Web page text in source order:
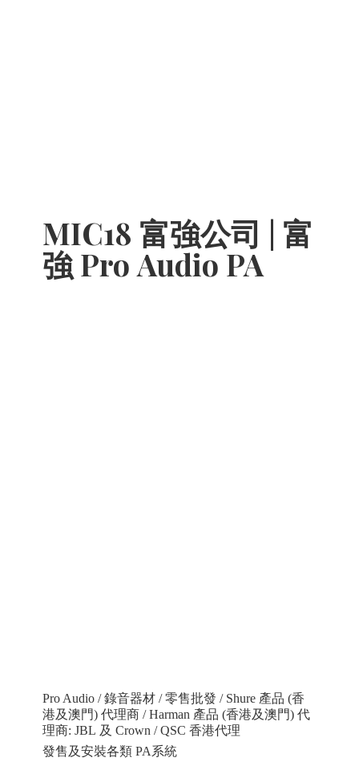
MIC18 富強公司 | 富
強 Pro Audio PA
Pro Audio / 錄音器材 / 零售批發 / Shure 產品 (香
港及澳門) 代理商 / Harman 產品 (香港及澳門) 代
理商: JBL 及 Crown / QSC 香港代理
發售及安裝各類 PA系統